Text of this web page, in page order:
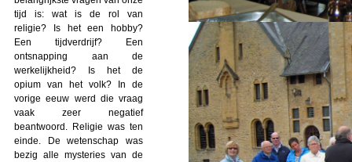
tijd is: wat is de rol van
religie? Is het een hobby?
Een tijdverdrijf? Een
ontsnapping aan de
werkelijkheid? Is het de
opium van het volk? In de
vorige eeuw werd die vraag
vaak zeer negatief
beantwoord. Religie was ten
einde. De wetenschap was
bezig alle mysteries van de